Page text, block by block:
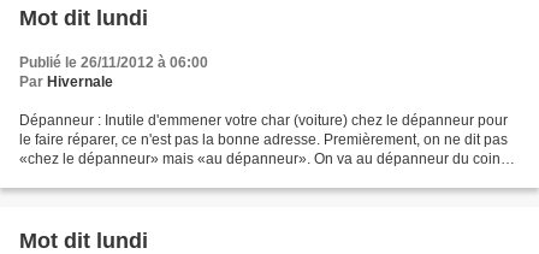
Mot dit lundi
Publié le 26/11/2012 à 06:00
Par Hivernale
Dépanneur : Inutile d'emmener votre char (voiture) chez le dépanneur pour
le faire réparer, ce n'est pas la bonne adresse. Premièrement, on ne dit pas
«chez le dépanneur» mais «au dépanneur». On va au dépanneur du coin
Mot dit lundi